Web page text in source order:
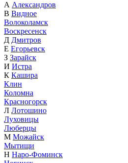
А Александров
В Видное
Волоколамск
Воскресенск
Д Дмитров
Е Егорьевск
З Зарайск
И Истра
К Кашира
Клин
Коломна
Красногорск
Л Лотошино
Луховицы
Люберцы
М Можайск
Мытищи
Н Наро-Фоминск